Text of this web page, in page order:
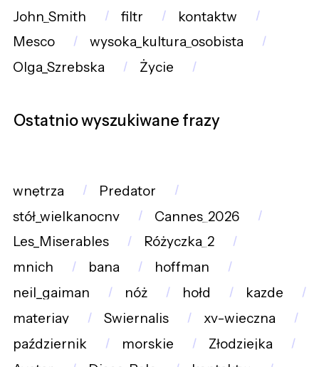
John_Smith
filtr
kontaktw
Mesco
wysoka_kultura_osobista
Olga_Szrebska
Życie
Ostatnio wyszukiwane frazy
wnętrza
Predator
stół_wielkanocny
Cannes_2026
Les_Miserables
Różyczka_2
mnich
bana
hoffman
neil_gaiman
nóż hołd
kazde
materiay
Swiernalis
xv-wieczna
październik
morskie
Złodziejka